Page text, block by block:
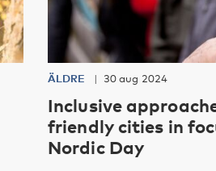
ÄLDRE 30 aug 2024
Inclusive
friendly cities in
Nordic Day